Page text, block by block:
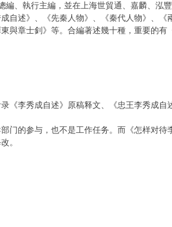
、執行主編，並在上海世貿通、嘉麟、泓
自述》、《先秦人物》、《秦代人物》、《
與章士釗》等。合編著述幾十種，重要的有
《李秀成自述》原稿释文、《忠王李秀成自
门的参与，也不是工作任务。而《怎样对待
。